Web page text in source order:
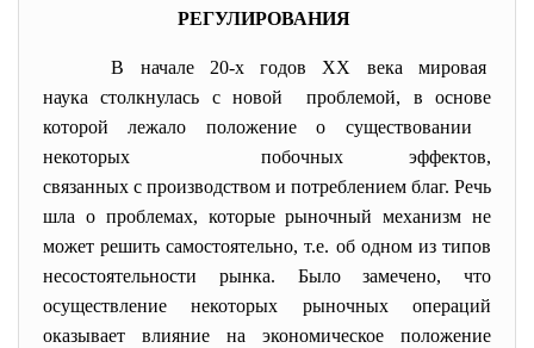
РЕГУЛИРОВАНИЯ
В начале 20-х годов ХХ века мировая
наука столкнулась с новой проблемой, в основе
которой лежало положение о существовании
некоторых побочных эффектов,
связанных с производством и потреблением благ. Речь
шла о проблемах, которые рыночный механизм не
может решить самостоятельно, т.е. об одном из типов
несостоятельности рынка. Было замечено, что
осуществление некоторых рыночных операций
оказывает влияние на экономическое положение